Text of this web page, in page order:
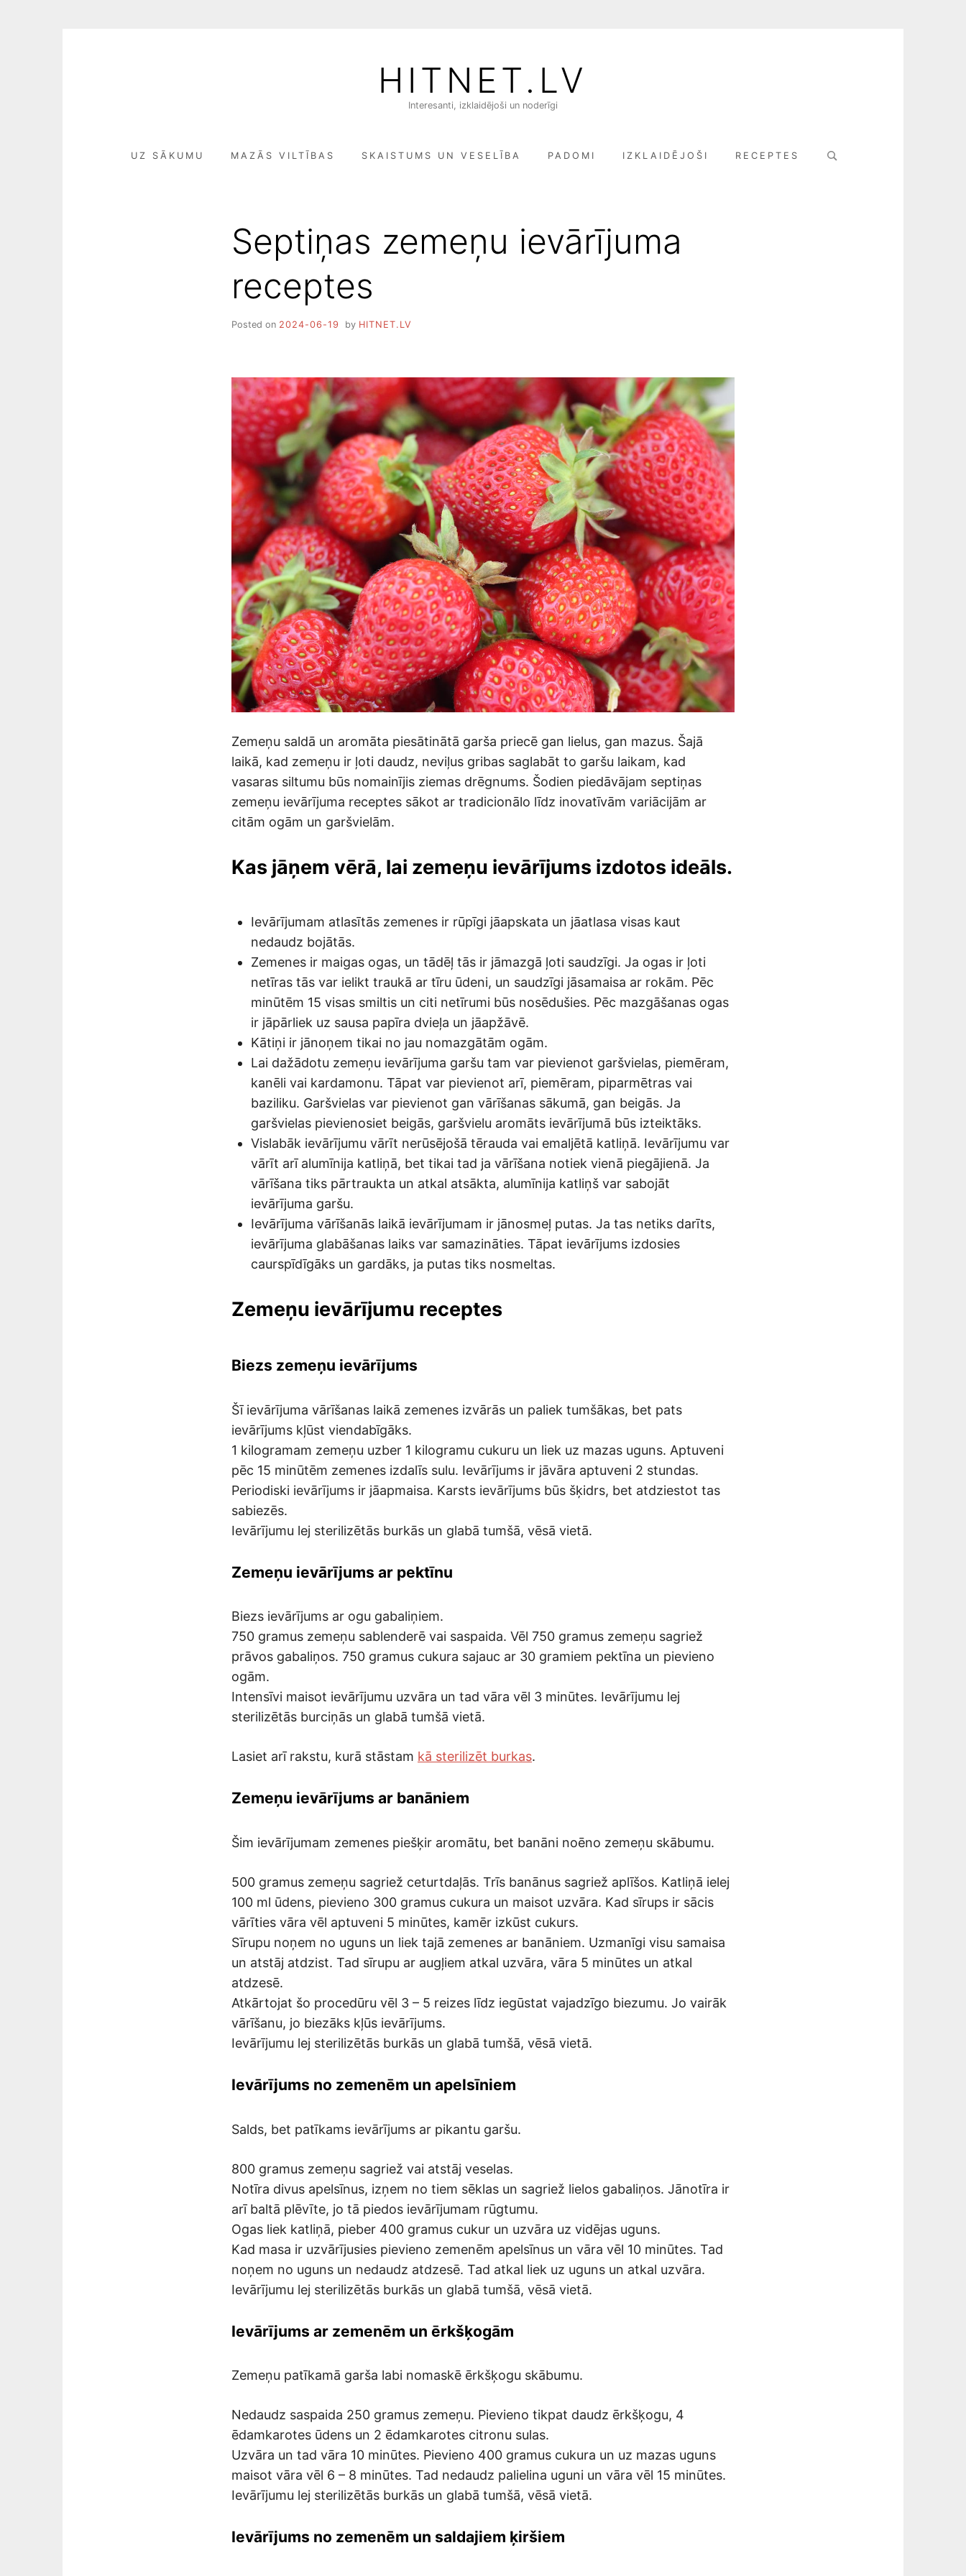
HITNET.LV
Interesanti, izklaidējoši un noderīgi
UZ SĀKUMU MAZĀS VILTĪBAS SKAISTUMS UN VESELĪBA PADOMI IZKLAIDĒJOŠI RECEPTES
Search
Septiņas zemeņu ievārījuma
receptes
Posted on 2024-06-19 by HITNET.LV
Zemeņu saldā un aromāta piesātinātā garša priecē gan lielus, gan mazus. Šajā
laikā, kad zemeņu ir ļoti daudz, neviļus gribas saglabāt to garšu laikam, kad
vasaras siltumu būs nomainījis ziemas drēgnums. Šodien piedāvājam septiņas
zemeņu ievārījuma receptes sākot ar tradicionālo līdz inovatīvām variācijām ar
citām ogām un garšvielām.
Kas jāņem vērā, lai zemeņu ievārījums izdotos ideāls.
Ievārījumam atlasītās zemenes ir rūpīgi jāapskata un jāatlasa visas kaut
nedaudz bojātās.
Zemenes ir maigas ogas, un tādēļ tās ir jāmazgā ļoti saudzīgi. Ja ogas ir ļoti
netīras tās var ielikt traukā ar tīru ūdeni, un saudzīgi jāsamaisa ar rokām. Pēc
minūtēm 15 visas smiltis un citi netīrumi būs nosēdušies. Pēc mazgāšanas ogas
ir jāpārliek uz sausa papīra dvieļa un jāapžāvē.
Kātiņi ir jānoņem tikai no jau nomazgātām ogām.
Lai dažādotu zemeņu ievārījuma garšu tam var pievienot garšvielas, piemēram,
kanēli vai kardamonu. Tāpat var pievienot arī, piemēram, piparmētras vai
baziliku. Garšvielas var pievienot gan vārīšanas sākumā, gan beigās. Ja
garšvielas pievienosiet beigās, garšvielu aromāts ievārījumā būs izteiktāks.
Vislabāk ievārījumu vārīt nerūsējošā tērauda vai emaljētā katliņā. Ievārījumu var
vārīt arī alumīnija katliņā, bet tikai tad ja vārīšana notiek vienā piegājienā. Ja
vārīšana tiks pārtraukta un atkal atsākta, alumīnija katliņš var sabojāt
ievārījuma garšu.
Ievārījuma vārīšanās laikā ievārījumam ir jānosmeļ putas. Ja tas netiks darīts,
ievārījuma glabāšanas laiks var samazināties. Tāpat ievārījums izdosies
caurspīdīgāks un gardāks, ja putas tiks nosmeltas.
Zemeņu ievārījumu receptes
Biezs zemeņu ievārījums
Šī ievārījuma vārīšanas laikā zemenes izvārās un paliek tumšākas, bet pats
ievārījums kļūst viendabīgāks.
1 kilogramam zemeņu uzber 1 kilogramu cukuru un liek uz mazas uguns. Aptuveni
pēc 15 minūtēm zemenes izdalīs sulu. Ievārījums ir jāvāra aptuveni 2 stundas.
Periodiski ievārījums ir jāapmaisa. Karsts ievārījums būs šķidrs, bet atdziestot tas
sabiezēs.
Ievārījumu lej sterilizētās burkās un glabā tumšā, vēsā vietā.
Zemeņu ievārījums ar pektīnu
Biezs ievārījums ar ogu gabaliņiem.
750 gramus zemeņu sablenderē vai saspaida. Vēl 750 gramus zemeņu sagriež
prāvos gabaliņos. 750 gramus cukura sajauc ar 30 gramiem pektīna un pievieno
ogām.
Intensīvi maisot ievārījumu uzvāra un tad vāra vēl 3 minūtes. Ievārījumu lej
sterilizētās burciņās un glabā tumšā vietā.
Lasiet arī rakstu, kurā stāstam kā sterilizēt burkas.
Zemeņu ievārījums ar banāniem
Šim ievārījumam zemenes piešķir aromātu, bet banāni noēno zemeņu skābumu.
500 gramus zemeņu sagriež ceturtdaļās. Trīs banānus sagriež aplīšos. Katliņā ielej
100 ml ūdens, pievieno 300 gramus cukura un maisot uzvāra. Kad sīrups ir sācis
vārīties vāra vēl aptuveni 5 minūtes, kamēr izkūst cukurs.
Sīrupu noņem no uguns un liek tajā zemenes ar banāniem. Uzmanīgi visu samaisa
un atstāj atdzist. Tad sīrupu ar augļiem atkal uzvāra, vāra 5 minūtes un atkal
atdzesē.
Atkārtojat šo procedūru vēl 3 – 5 reizes līdz iegūstat vajadzīgo biezumu. Jo vairāk
vārīšanu, jo biezāks kļūs ievārījums.
Ievārījumu lej sterilizētās burkās un glabā tumšā, vēsā vietā.
Ievārījums no zemenēm un apelsīniem
Salds, bet patīkams ievārījums ar pikantu garšu.
800 gramus zemeņu sagriež vai atstāj veselas.
Notīra divus apelsīnus, izņem no tiem sēklas un sagriež lielos gabaliņos. Jānotīra ir
arī baltā plēvīte, jo tā piedos ievārījumam rūgtumu.
Ogas liek katliņā, pieber 400 gramus cukur un uzvāra uz vidējas uguns.
Kad masa ir uzvārījusies pievieno zemenēm apelsīnus un vāra vēl 10 minūtes. Tad
noņem no uguns un nedaudz atdzesē. Tad atkal liek uz uguns un atkal uzvāra.
Ievārījumu lej sterilizētās burkās un glabā tumšā, vēsā vietā.
Ievārījums ar zemenēm un ērkšķogām
Zemeņu patīkamā garša labi nomaskē ērkšķogu skābumu.
Nedaudz saspaida 250 gramus zemeņu. Pievieno tikpat daudz ērkšķogu, 4
ēdamkarotes ūdens un 2 ēdamkarotes citronu sulas.
Uzvāra un tad vāra 10 minūtes. Pievieno 400 gramus cukura un uz mazas uguns
maisot vāra vēl 6 – 8 minūtes. Tad nedaudz palielina uguni un vāra vēl 15 minūtes.
Ievārījumu lej sterilizētās burkās un glabā tumšā, vēsā vietā.
Ievārījums no zemenēm un saldajiem ķiršiem